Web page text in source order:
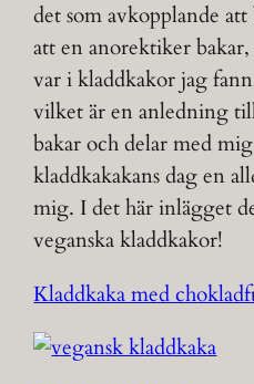
det som avkopplande
att en anorektiker
var i kladdkakor jag
vilket är en anledning
bakar och delar med
kladdkakakans dag en
mig. I det här inlägget
veganska kladdkakor!
Kladdkaka med